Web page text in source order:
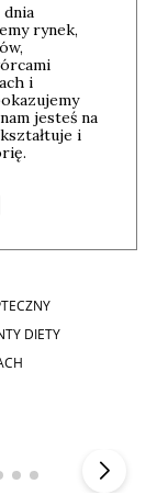
rynek,
i
jesteś na
i
DIETY